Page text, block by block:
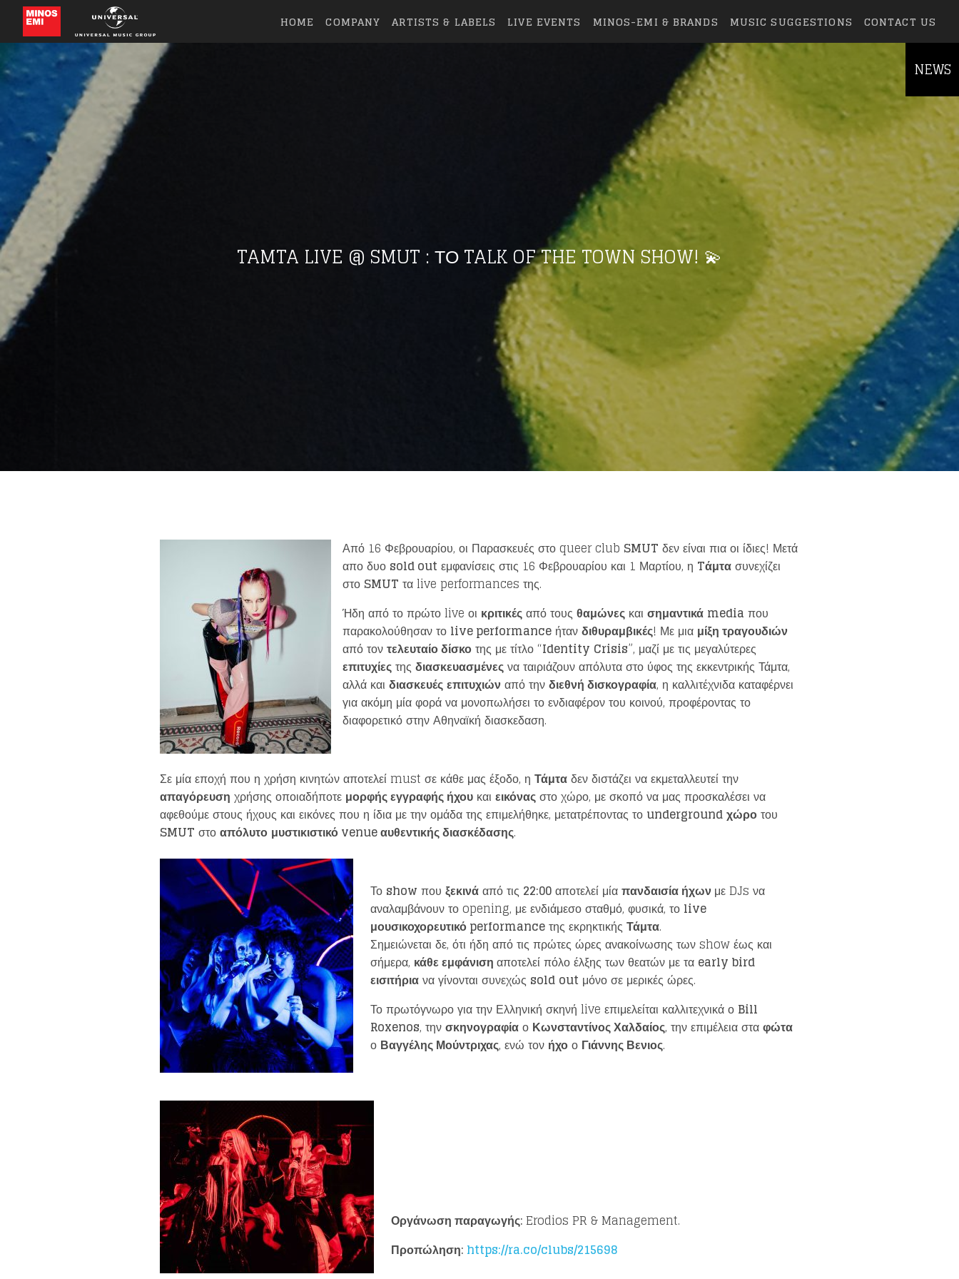
HOME COMPANY ARTISTS & LABELS LIVE EVENTS MINOS-EMI & BRANDS MUSIC SUGGESTIONS CONTACT US
TAMTA LIVE @ SMUT : ΤΟ TALK OF THE TOWN SHOW! 💫
Από 16 Φεβρουαρίου, οι Παρασκευές στο queer club SMUT δεν είναι πια οι ίδιες! Μετά
απο δυο sold out εμφανίσεις στις 16 Φεβρουαρίου και 1 Μαρτίου, η Tάμτασυνεχίζει
στο SMUT τα live performances της.
Ήδη από το πρώτο live οι κριτικέςαπό τουςθαμώνες και σημαντικά media που
παρακολούθησαν το live performance ήτανδιθυραμβικές! Με μια μίξη τραγουδιών
από τοντελευταίο δίσκοτης με τίτλο “Identity Crisis”, μαζί με τις μεγαλύτερες
επιτυχίεςτηςδιασκευασμένεςνα ταιριάζουν απόλυτα στο ύφος της εκκεντρικής Τάμτα,
αλλά και διασκευέςεπιτυχιώναπό τηνδιεθνή δισκογραφία, η καλλιτέχνιδα καταφέρνει
για ακόμη μία φορά να μονοπωλήσει το ενδιαφέρον του κοινού, προφέροντας το
διαφορετικό στην Αθηναϊκή διασκεδαση.
Σε μία εποχή που η χρήση κινητών αποτελεί must σε κάθε μας έξοδο, η Τάμταδεν διστάζει να εκμεταλλευτεί την
απαγόρευση χρήσης οποιαδήποτε μορφής εγγραφής ήχου και εικόναςστο χώρο, με σκοπό να μας προσκαλέσει να
αφεθούμε στους ήχους και εικόνες που η ίδια με την ομάδα της επιμελήθηκε, μετατρέποντας το undergroundχώροτου
SMUT στοαπόλυτο μυστικιστικόvenueαυθεντικής διασκέδασης.
Το show που ξεκινάαπό τις 22:00αποτελεί μίαπανδαισία ήχωνμε DJs να
αναλαμβάνουν το opening, με ενδιάμεσο σταθμό, φυσικά, το live
μουσικοχορευτικόperformanceτης εκρηκτικήςΤάμτα.
Σημειώνεται δε, ότι ήδη από τις πρώτες ώρες ανακοίνωσης των show έως και
σήμερα, κάθε εμφάνισηαποτελεί πόλο έλξης των θεατών με τα early bird
εισιτήριανα γίνονται συνεχώς sold out μόνο σε μερικές ώρες.
Το πρωτόγνωρο για την Ελληνική σκηνή live επιμελείται καλλιτεχνικά ο Bill
Roxenos, τηνσκηνογραφίαο Κωνσταντίνος Χαλδαίος, την επιμέλεια σταφώτα
ο Βαγγέλης Μούντριχας, ενώ τον ήχοο Γιάννης Βενιος.
Οργάνωση παραγωγής: Erodios PR & Management.
Προπώληση: https://ra.co/clubs/215698
NEWS
Get news from your favorite artists before everyone else.